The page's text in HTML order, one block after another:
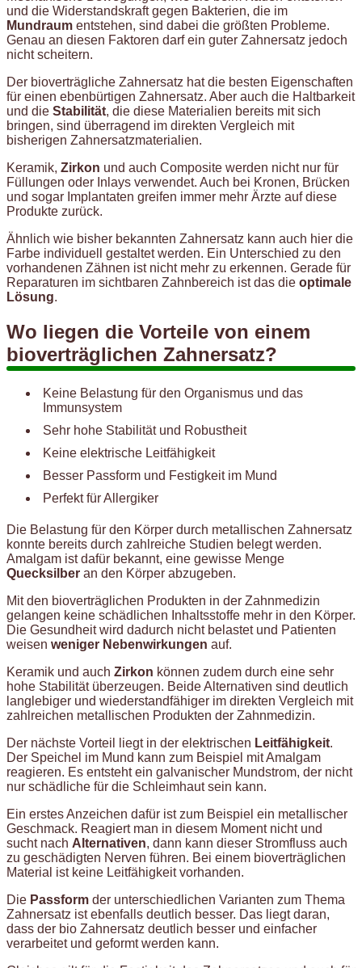
und die Widerstandskraft gegen Bakterien, die im
Mundraum entstehen, sind dabei die größten Probleme.
Genau an diesen Faktoren darf ein guter Zahnersatz jedoch
nicht scheitern.
Der bioverträgliche Zahnersatz hat die besten Eigenschaften
für einen ebenbürtigen Zahnersatz. Aber auch die Haltbarkeit
und die Stabilität, die diese Materialien bereits mit sich
bringen, sind überragend im direkten Vergleich mit
bisherigen Zahnersatzmaterialien.
Keramik, Zirkon und auch Composite werden nicht nur für
Füllungen oder Inlays verwendet. Auch bei Kronen, Brücken
und sogar Implantaten greifen immer mehr Ärzte auf diese
Produkte zurück.
Ähnlich wie bisher bekannten Zahnersatz kann auch hier die
Farbe individuell gestaltet werden. Ein Unterschied zu den
vorhandenen Zähnen ist nicht mehr zu erkennen. Gerade für
Reparaturen im sichtbaren Zahnbereich ist das die optimale
Lösung.
Wo liegen die Vorteile von einem
bioverträglichen Zahnersatz?
Keine Belastung für den Organismus und das
Immunsystem
Sehr hohe Stabilität und Robustheit
Keine elektrische Leitfähigkeit
Besser Passform und Festigkeit im Mund
Perfekt für Allergiker
Die Belastung für den Körper durch metallischen Zahnersatz
konnte bereits durch zahlreiche Studien belegt werden.
Amalgam ist dafür bekannt, eine gewisse Menge
Quecksilber an den Körper abzugeben.
Mit den bioverträglichen Produkten in der Zahnmedizin
gelangen keine schädlichen Inhaltsstoffe mehr in den Körper.
Die Gesundheit wird dadurch nicht belastet und Patienten
weisen weniger Nebenwirkungen auf.
Keramik und auch Zirkon können zudem durch eine sehr
hohe Stabilität überzeugen. Beide Alternativen sind deutlich
langlebiger und wiederstandfähiger im direkten Vergleich mit
zahlreichen metallischen Produkten der Zahnmedizin.
Der nächste Vorteil liegt in der elektrischen Leitfähigkeit.
Der Speichel im Mund kann zum Beispiel mit Amalgam
reagieren. Es entsteht ein galvanischer Mundstrom, der nicht
nur schädliche für die Schleimhaut sein kann.
Ein erstes Anzeichen dafür ist zum Beispiel ein metallischer
Geschmack. Reagiert man in diesem Moment nicht und
sucht nach Alternativen, dann kann dieser Stromfluss auch
zu geschädigten Nerven führen. Bei einem bioverträglichen
Material ist keine Leitfähigkeit vorhanden.
Die Passform der unterschiedlichen Varianten zum Thema
Zahnersatz ist ebenfalls deutlich besser. Das liegt daran,
dass der bio Zahnersatz deutlich besser und einfacher
verarbeitet und geformt werden kann.